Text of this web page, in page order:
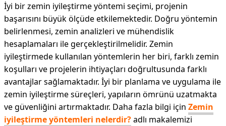
İyi bir zemin iyileştirme yöntemi seçimi, projenin
başarısını büyük ölçüde etkilemektedir. Doğru yöntemin
belirlenmesi, zemin analizleri ve mühendislik
hesaplamaları ile gerçekleştirilmelidir. Zemin
iyileştirmede kullanılan yöntemlerin her biri, farklı zemin
koşulları ve projelerin ihtiyaçları doğrultusunda farklı
avantajlar sağlamaktadır. İyi bir planlama ve uygulama ile
zemin iyileştirme süreçleri, yapıların ömrünü uzatmakta
ve güvenliğini artırmaktadır. Daha fazla bilgi için Zemin
iyileştirme yöntemleri nelerdir?adlı makalemizi